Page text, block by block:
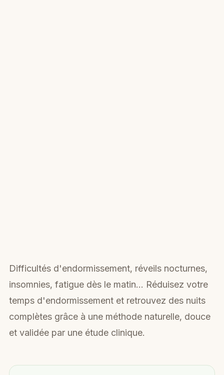
Difficultés d'endormissement, réveils nocturnes,
insomnies, fatigue dès le matin… Réduisez votre
temps d'endormissement et retrouvez des nuits
complètes grâce à une méthode naturelle, douce
et validée par une étude clinique.